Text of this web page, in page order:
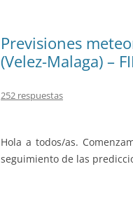
Previsiones
(Velez-Malaga) –
252 respuestas
Hola a todos/as.
seguimiento de las